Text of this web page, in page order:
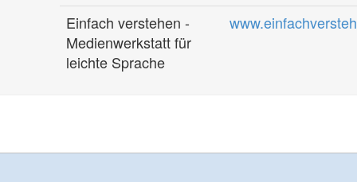
Einfach verstehen -
Medienwerkstatt für
leichte Sprache